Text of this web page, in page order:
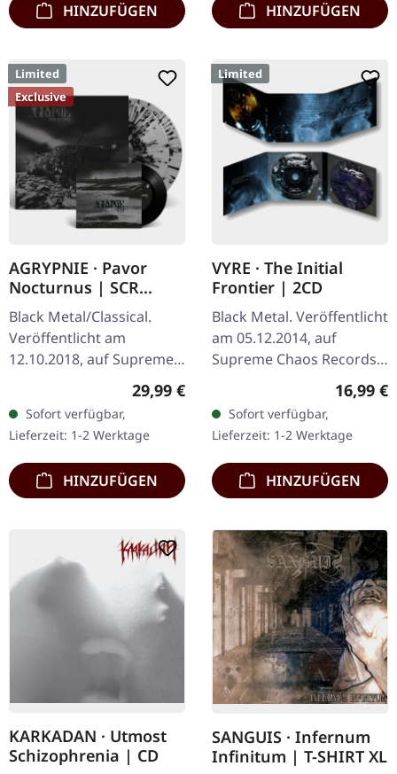
HINZUFÜGEN HINZUFÜGEN
Limited
Exclusive
AGRYPNIE · Pavor
Nocturnus | SCR
GREY/BLACK SPLATTER
2LP+7" BUNDLE
Black Metal/Classical.
Veröffentlicht am
12.10.2018, auf Supreme
Chaos Records. Schweres
180g Doppel-Vinyl im
Gatefold-Cover mit der
extra 7" Single…
Regulärer Preis:
29,99 €
Sofort verfügbar,
Lieferzeit: 1-2 Werktage
HINZUFÜGEN
Limited
VYRE · The Initial
Frontier | 2CD
Black Metal. Veröffentlicht
am 05.12.2014, auf
Supreme Chaos Records.
Limitierte Auflage als
aufwändiger Dreifach-
Klapp-DigiPak mit 2 CDs:
The…
16,99 €
Sofort verfügbar,
Lieferzeit: 1-2 Werktage
HINZUFÜGEN
KARKADAN · Utmost
Schizophrenia | CD
SANGUIS · Infernum
Infinitum | T-SHIRT XL